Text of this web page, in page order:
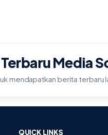
Media
mendapatkan berita terbaru
QUICK LINKS